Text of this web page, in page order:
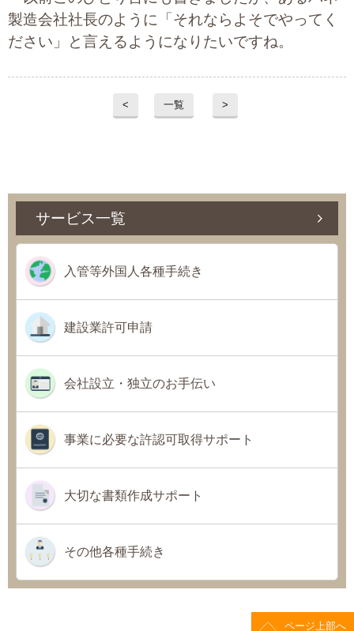
製造会社社長のように「それならよそでやってく
ださい」と言えるようになりたいですね。
< 一覧 >
サービス一覧
入管等外国人各種手続き
建設業許可申請
会社設立・独立のお手伝い
事業に必要な許認可取得サポート
大切な書類作成サポート
その他各種手続き
ページ上部へ